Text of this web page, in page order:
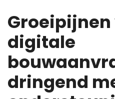
digitale
dringend